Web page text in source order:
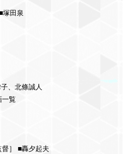
塚田泉
、北條誠人
一覧
］ ■轟夕起夫